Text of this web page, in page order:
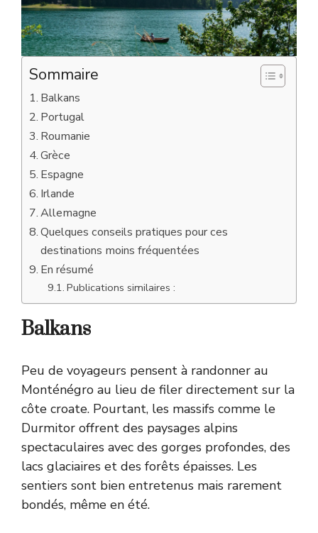
Sommaire
Balkans
Portugal
Roumanie
Grèce
Espagne
Irlande
Allemagne
Quelques conseils pratiques pour ces
destinations moins fréquentées
En résumé
Publications similaires :
Balkans
Peu de voyageurs pensent à randonner au
Monténégro au lieu de filer directement sur la
côte croate. Pourtant, les massifs comme le
Durmitor offrent des paysages alpins
spectaculaires avec des gorges profondes, des
lacs glaciaires et des forêts épaisses. Les
sentiers sont bien entretenus mais rarement
bondés, même en été.